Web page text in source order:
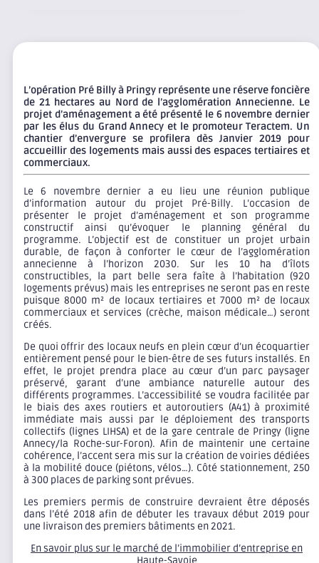
L’opération Pré Billy à Pringy représente une réserve foncière
de 21 hectares au Nord de l’agglomération Annecienne. Le
projet d’aménagement a été présenté le 6 novembre dernier
par les élus du Grand Annecy et le promoteur Teractem. Un
chantier d’envergure se profilera dès Janvier 2019 pour
accueillir des logements mais aussi des espaces tertiaires et
commerciaux.
Le 6 novembre dernier a eu lieu une réunion publique
d’information autour du projet Pré-Billy. L’occasion de
présenter le projet d’aménagement et son programme
constructif ainsi qu’évoquer le planning général du
programme. L’objectif est de constituer un projet urbain
durable, de façon à conforter le cœur de l’agglomération
annecienne à l’horizon 2030. Sur les 10 ha d’îlots
constructibles, la part belle sera faîte à l’habitation (920
logements prévus) mais les entreprises ne seront pas en reste
puisque 8000 m² de locaux tertiaires et 7000 m² de locaux
commerciaux et services (crèche, maison médicale…) seront
créés.
De quoi offrir des locaux neufs en plein cœur d’un écoquartier
entièrement pensé pour le bien-être de ses futurs installés. En
effet, le projet prendra place au cœur d’un parc paysager
préservé, garant d’une ambiance naturelle autour des
différents programmes. L’accessibilité se voudra facilitée par
le biais des axes routiers et autoroutiers (A41) à proximité
immédiate mais aussi par le déploiement des transports
collectifs (lignes LIHSA) et de la gare centrale de Pringy (ligne
Annecy/la Roche-sur-Foron). Afin de maintenir une certaine
cohérence, l’accent sera mis sur la création de voiries dédiées
à la mobilité douce (piétons, vélos…). Côté stationnement, 250
à 300 places de parking sont prévues.
Les premiers permis de construire devraient être déposés
dans l’été 2018 afin de débuter les travaux début 2019 pour
une livraison des premiers bâtiments en 2021.
En savoir plus sur le marché de l’immobilier d’entreprise en